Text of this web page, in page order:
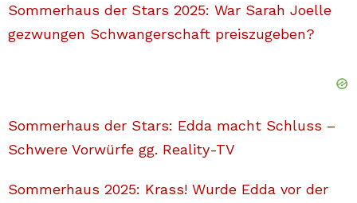
Sommerhaus der Stars 2025: War Sarah Joelle
gezwungen Schwangerschaft preiszugeben?
Sommerhaus der Stars: Edda macht Schluss –
Schwere Vorwürfe gg. Reality-TV
Sommerhaus 2025: Krass! Wurde Edda vor der